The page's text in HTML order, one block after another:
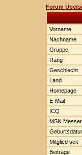
Forum
Vorname
Nachname
Gruppe
Rang
Geschlecht
Land
Homepage
E-Mail
ICQ
MSN
Mitglied seit
Beiträge